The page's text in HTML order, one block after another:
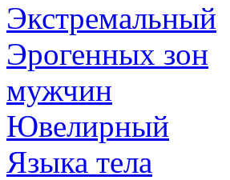
Экстремальный
Эрогенных зон
мужчин
Ювелирный
Языка тела